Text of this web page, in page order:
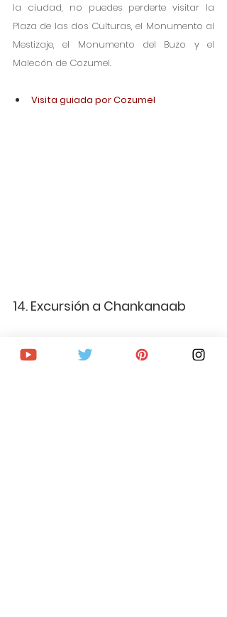
la ciudad, no puedes perderte visitar la
Plaza de las dos Culturas, el Monumento al
Mestizaje, el Monumento del Buzo y el
Malecón de Cozumel.
Visita guiada por Cozumel
14. Excursión a Chankanaab
Chankannab es un parque de aventuras
situado en Cozumel. En él, tendrás la